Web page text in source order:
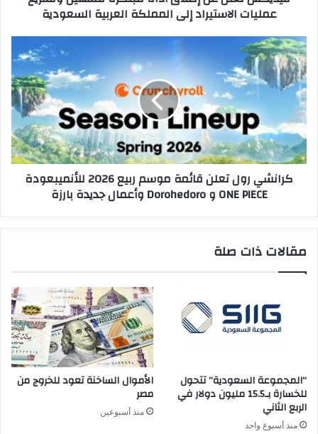
العربية
السعودية
عمليات الاستيراد إلى المملكة العربية السعودية
كرانشي
رول
تعلن
قائمة
موسم
ربيع
2026
للأنميبعودة
ONE
PIECE
بارزة
كرانشي رول تعلن قائمة موسم ربيع 2026 للأنميبعودة
ONE PIECE و Dorohedoro وأعمال جديدة بارزة
مقالات ذات صلة
“المجموعة السعودية” تتحول
للخسارة بـ15.5 مليون دولار في
الربع الثاني
منذ أسبوع واحد
الأموال الساخنة تعود للخروج من
مصر
منذ أسبوعين